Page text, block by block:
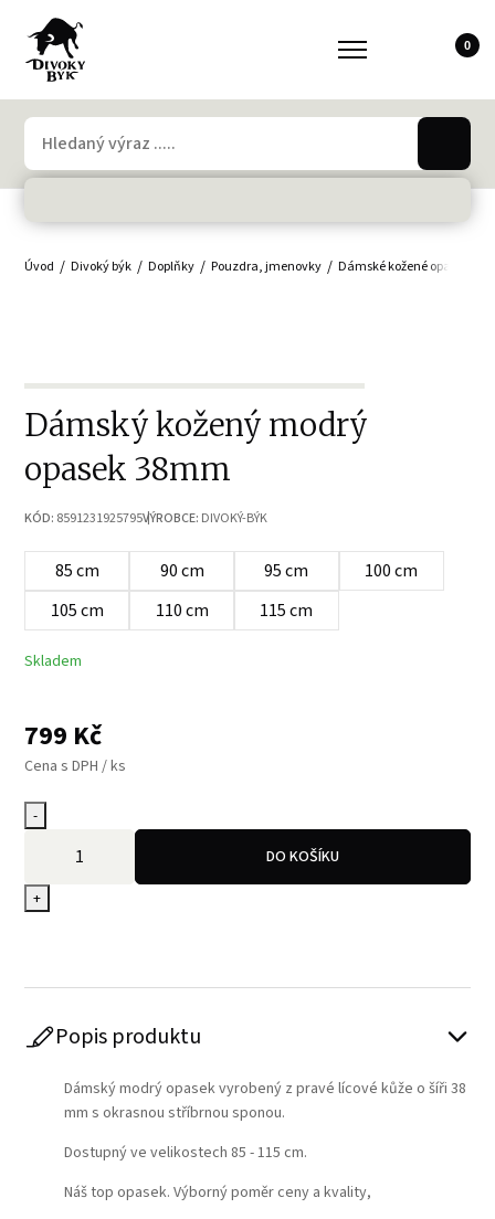
0
Úvod Divoký býk Doplňky Pouzdra, jmenovky Dámské kožené opasky
Dámský kožený modrý
opasek 38mm
KÓD: 8591231925795VÝROBCE: DIVOKÝ-BÝK
85 cm 90 cm 95 cm
100 cm
105 cm
110 cm 115 cm
Skladem
799 Kč
Cena s DPH / ks
-
+
DO KOŠÍKU
Popis produktu
Dámský modrý opasek vyrobený z pravé lícové kůže o šíři 38
mm s okrasnou stříbrnou sponou.
Dostupný ve velikostech 85 - 115 cm.
Náš top opasek. Výborný poměr ceny a kvality,